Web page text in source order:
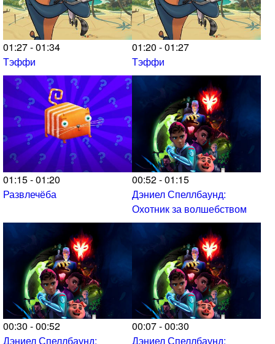
01:27 - 01:34
Тэффи
01:20 - 01:27
Тэффи
01:15 - 01:20
Развлечёба
00:52 - 01:15
Дэниел Спеллбаунд:
Охотник за волшебством
00:30 - 00:52
Дэниел Спеллбаунд:
00:07 - 00:30
Дэниел Спеллбаунд: